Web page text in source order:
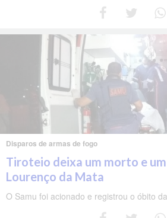
Disparos de armas de fogo
Tiroteio deixa um morto e
Lourenço da Mata
O Samu foi acionado e registrou o óbito